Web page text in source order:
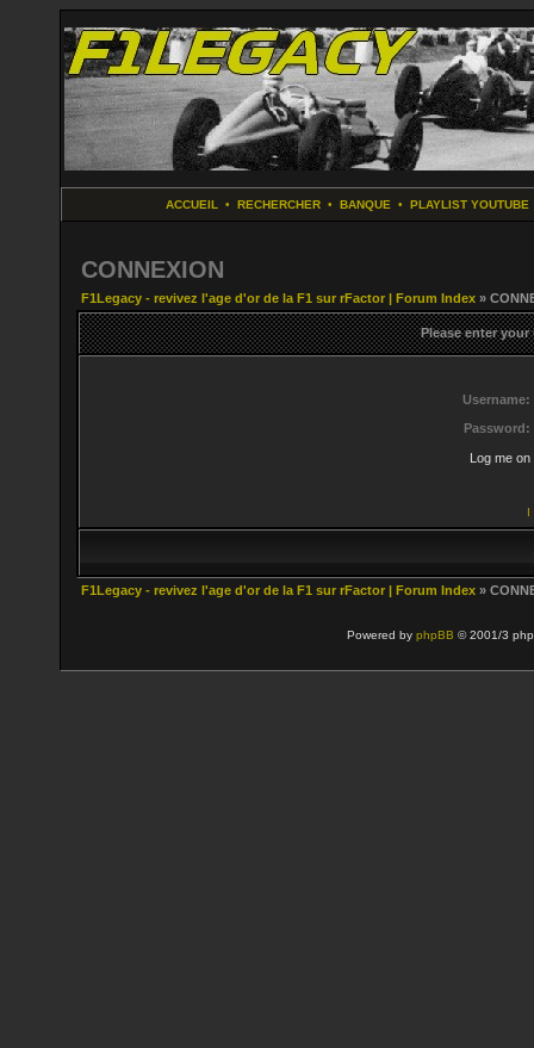
ACCUEIL • RECHERCHER• BANQUE • PLAYLIST YOUTUBE
CONNEXION
F1Legacy - revivez l'age d'or de la F1 sur rFactor | Forum Index »
Please enter
Username:
Password:
Log me
I
F1Legacy - revivez l'age d'or de la F1 sur rFactor | Forum Index »
Powered by phpBB © 2001/3